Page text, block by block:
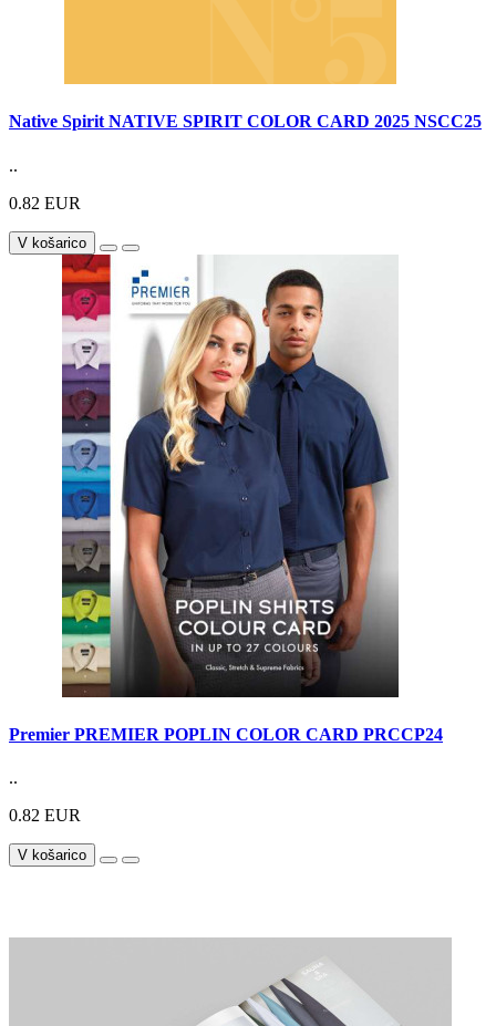
Native Spirit NATIVE SPIRIT COLOR CARD 2025 NSCC25
..
0.82 EUR
V košarico
Premier PREMIER POPLIN COLOR CARD PRCCP24
..
0.82 EUR
V košarico